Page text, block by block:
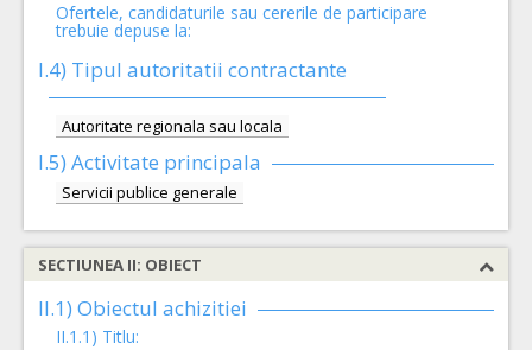
Ofertele, candidaturile sau cererile de participare
trebuie depuse la:
I.4) Tipul autoritatii contractante
Autoritate regionala sau locala
I.5) Activitate principala
Servicii publice generale
SECTIUNEA II: OBIECT
II.1) Obiectul achizitiei
II.1.1) Titlu: